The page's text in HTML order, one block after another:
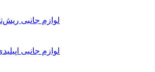
لوازم جانبی
لوازم جانبی